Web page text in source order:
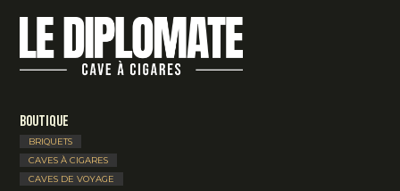
Boutique
BRIQUETS
CAVES À CIGARES
CAVES DE VOYAGE